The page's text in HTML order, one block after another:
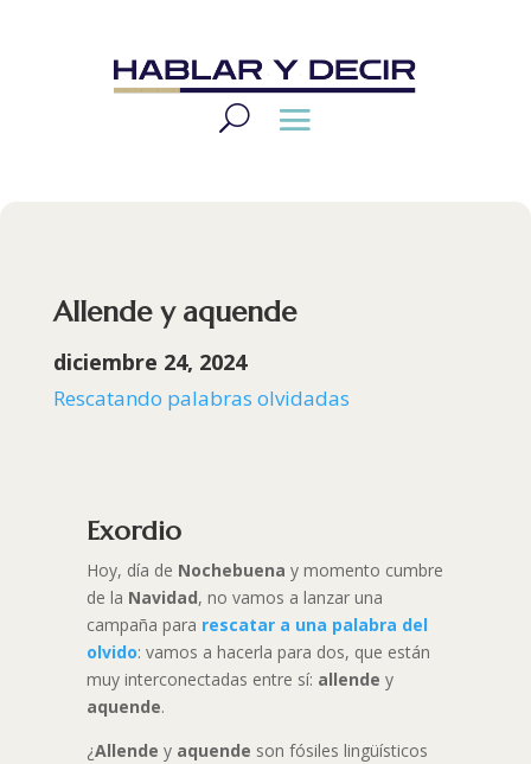
Allende y aquende
diciembre 24, 2024
Rescatando palabras olvidadas
Exordio
Hoy, día de Nochebuena y momento cumbre
de la Navidad, no vamos a lanzar una
campaña para rescatar a una palabra del
olvido: vamos a hacerla para dos, que están
muy interconectadas entre sí: allende y
aquende.
¿Allende y aquende son fósiles lingüísticos